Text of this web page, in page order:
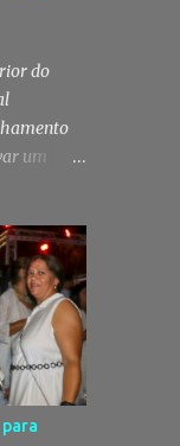
do
um
um
se
Guarda.
no
nesta
pelo